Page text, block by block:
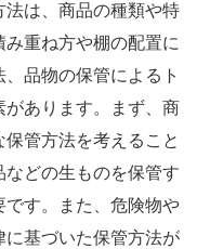
は、商品の種類や特
重ね方や棚の配置に
品物の保管によるト
があります。まず、商
管方法を考えること
どの生ものを保管す
です。また、危険物や
基づいた保管方法が